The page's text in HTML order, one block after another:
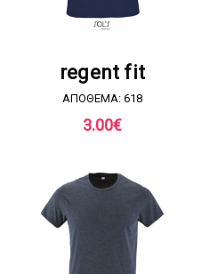
regent fit
ΑΠΟΘΕΜΑ: 618
3.00€